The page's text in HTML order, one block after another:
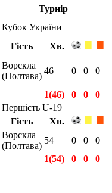
Турнір
Кубок України
Гість Хв.
Ворскла
(Полтава)
46 0 0 0
1(46) 0 0
0
Першість U-19
Гість
Хв.
Ворскла
(Полтава)
54 0 0
0
1(54) 0 0
0